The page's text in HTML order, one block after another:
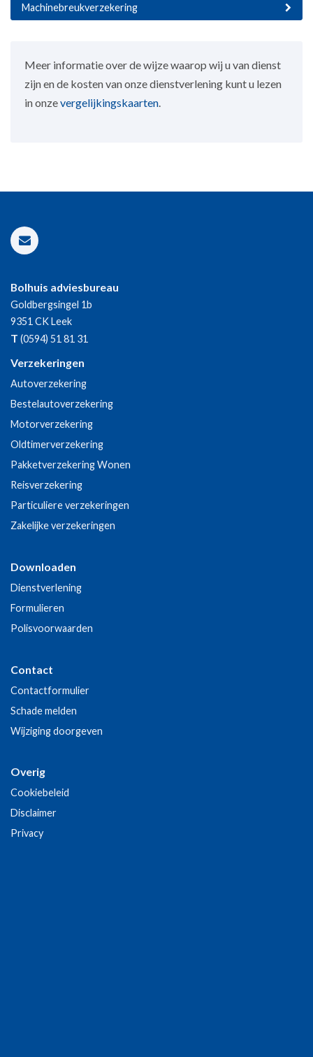
Machinebreukverzekering
Meer informatie over de wijze waarop wij u van dienst
zijn en de kosten van onze dienstverlening kunt u lezen
in onzevergelijkingskaarten
Bolhuis adviesbureau
Goldbergsingel 1b
9351 CKLeek
T (0594) 51 81 31
Verzekeringen
Autoverzekering
Bestelautoverzekering
Motorverzekering
Oldtimerverzekering
Pakketverzekering Wonen
Reisverzekering
Particuliere verzekeringen
Zakelijke verzekeringen
Downloaden
Dienstverlening
Formulieren
Polisvoorwaarden
Contact
Contactformulier
Schade melden
Wijziging doorgeven
Overig
Cookiebeleid
Disclaimer
Privacy